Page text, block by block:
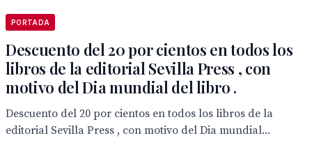
PORTADA
Descuento del 20 por cientos en todos los
libros de la editorial Sevilla Press , con
motivo del Dia mundial del libro .
Descuento del 20 por cientos en todos los libros de la
editorial Sevilla Press , con motivo del Dia mundial...